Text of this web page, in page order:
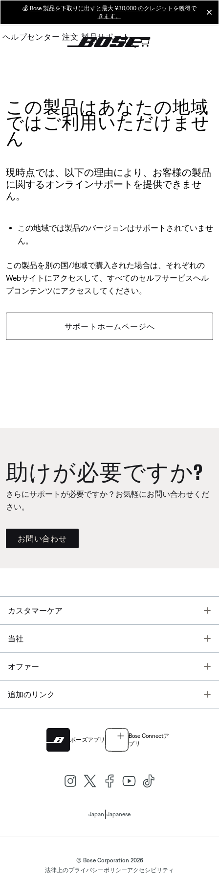
Main
💰 Bose 製品を下取りに出すと最大 ¥30,000 のクレジットを獲得で
きます。
ヘルプセンター 注文 製品サポート
この製品はあなたの地域
ではご利用いただけませ
ん
現時点では、以下の理由により、お客様の製品
に関するオンラインサポートを提供できませ
ん。
この地域では製品のバージョンはサポートされていませ
ん。
この製品を別の国/地域で購入された場合は、それぞれの
Webサイトにアクセスして、すべてのセルフサービスヘル
プコンテンツにアクセスしてください。
サポートホームページへ
助けが必要ですか?
さらにサポートが必要ですか？お気軽にお問い合わせくだ
さい。
お問い合わせ
カスタマーケア
当社
オファー
追加のリンク
ボーズアプリ
Bose Connectア
プリ
Japan Japanese
© Bose Corporation 2026
法律上のプライバシーポリシーアクセシビリティ